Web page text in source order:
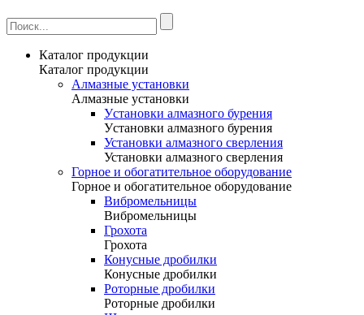
Каталог продукции
Каталог продукции
Алмазные установки
Алмазные установки
Уcтановки алмазного бурения
Уcтановки алмазного бурения
Установки алмазного сверления
Установки алмазного сверления
Горное и обогатительное оборудование
Горное и обогатительное оборудование
Вибромельницы
Вибромельницы
Грохота
Грохота
Конусные дробилки
Конусные дробилки
Роторные дробилки
Роторные дробилки